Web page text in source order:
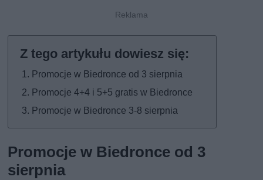
Promocje w Biedronce od 3 sierpnia
Promocje 4+4 i 5+5 gratis w Biedronce
Promocje w Biedronce 3-8 sierpnia
Promocje w Biedronce od 3
sierpnia